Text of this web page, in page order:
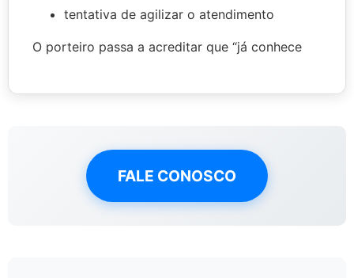
tentativa de agilizar o atendimento
O porteiro passa a acreditar que “já conhece
FALE CONOSCO